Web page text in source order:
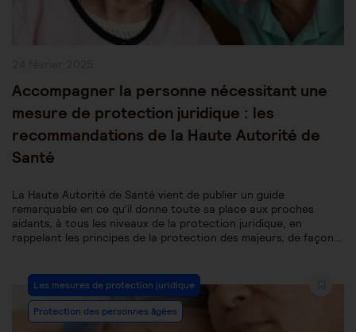
Accompagner la personne nécessitant une
mesure de protection juridique : les
recommandations de la Haute Autorité de
Santé
La Haute Autorité de Santé vient de publier un guide
remarquable en ce qu’il donne toute sa place aux proches
aidants, à tous les niveaux de la protection juridique, en
rappelant les principes de la protection des majeurs, de façon…
Post
Category:
Les mesures de protection juridique
Protection des personnes âgées